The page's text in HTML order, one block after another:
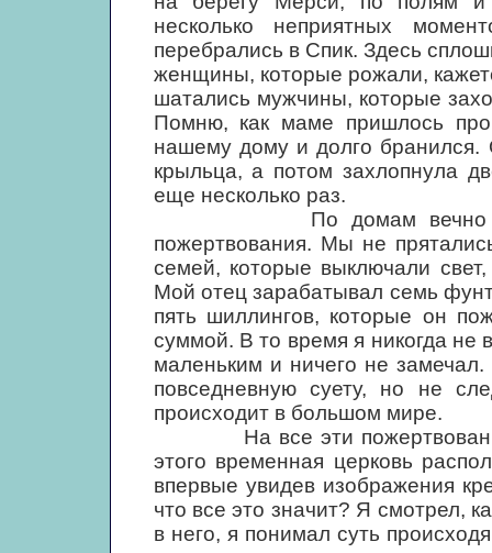
несколько неприятных
перебрались в Спик. Здесь
женщины, которые рожали,
шатались мужчины, которые
Помню, как маме пришлось
нашему дому и долго бранился.
крыльца, а потом захлопнула
еще несколько раз.
По домам вечно ходили
пожертвования. Мы не
семей, которые выключали
Мой отец зарабатывал семь
пять шиллингов, которые он
суммой. В то время я никогда
маленьким и ничего не
повседневную суету, но не
происходит в большом мире.
На все эти пожертвования
этого временная церковь
впервые увидев изображения
что все это значит? Я смотрел,
в него, я понимал суть